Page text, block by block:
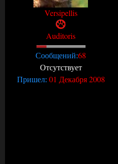
Versipellis
Auditoris
Сообщений:68
Отсутствует
Пришел: 01 Декабря 2008